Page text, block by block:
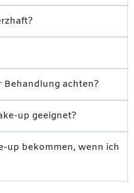
Behandlung achten?
up geeignet?
up bekommen, wenn ich